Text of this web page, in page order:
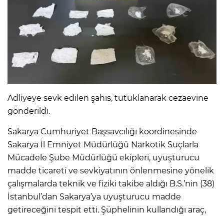
Adliyeye sevk edilen şahıs, tutuklanarak cezaevine
gönderildi.
Sakarya Cumhuriyet Başsavcılığı koordinesinde
Sakarya İl Emniyet Müdürlüğü Narkotik Suçlarla
Mücadele Şube Müdürlüğü ekipleri, uyuşturucu
madde ticareti ve sevkiyatının önlenmesine yönelik
çalışmalarda teknik ve fiziki takibe aldığı B.S.’nin (38)
İstanbul’dan Sakarya’ya uyuşturucu madde
getireceğini tespit etti. Şüphelinin kullandığı araç,